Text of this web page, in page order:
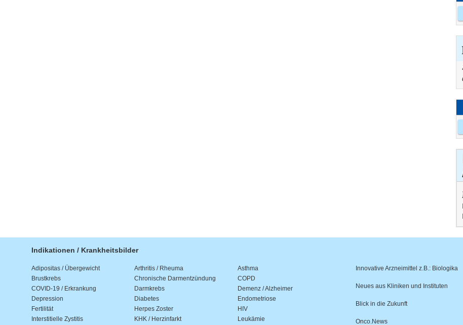
Indikationen / Krankheitsbilder
Adipositas / Übergewicht Arthritis / Rheuma
Asthma
Brustkrebs
Chronische Darmentzündung
COPD
COVID-19 / Erkrankung
Darmkrebs
Demenz / Alzheimer
Depression
Diabetes
Endometriose
Fertilität
Herpes Zoster
HIV
Interstitielle Zystitis
KHK / Herzinfarkt Leukämie
Innovative Arzneimittel z.B.: Biologika
Neues aus Kliniken und Instituten
Blick in die Zukunft
Onco.News